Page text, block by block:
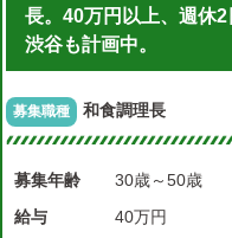
長。40万円以上、週休2
渋谷も計画中。
募集職種 和食調理長
募集年齢
30歳～50歳
給与
40万円